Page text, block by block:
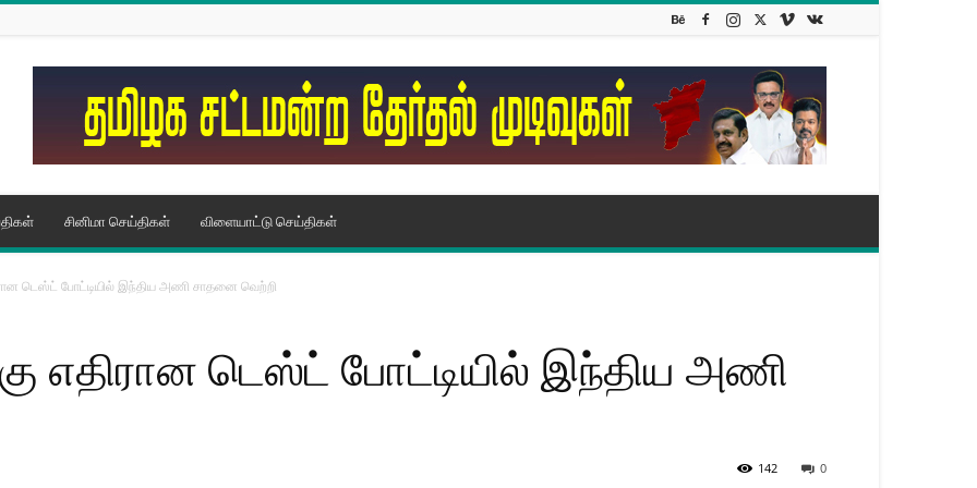
சினிமா செய்திகள் விளையாட்டு செய்திகள்
டெஸ்ட் போட்டியில் இந்திய அணி சாதனை வெற்றி
எதிரான டெஸ்ட் போட்டியில் இந்திய அணி
0
142